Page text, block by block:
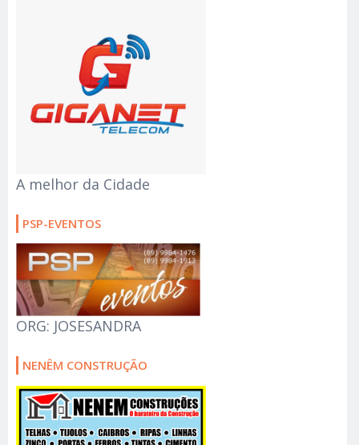
A melhor da Cidade
PSP-EVENTOS
ORG: JOSESANDRA
NENÊM CONSTRUÇÃO